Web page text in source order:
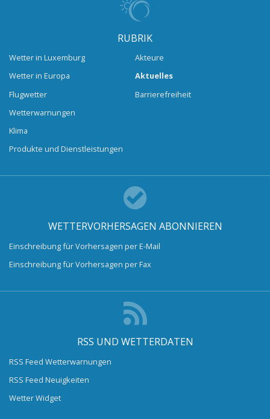
RUBRIK
Wetter in Luxemburg
Wetter in Europa
Flugwetter
Wetterwarnungen
Klima
Produkte und Dienstleistungen
Akteure
Aktuelles
Barrierefreiheit
WETTERVORHERSAGEN ABONNIEREN
Einschreibung für Vorhersagen per E-Mail
Einschreibung für Vorhersagen per Fax
RSS UND WETTERDATEN
RSS Feed Wetterwarnungen
RSS Feed Neuigkeiten
Wetter Widget